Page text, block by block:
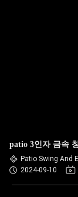
patio 3인자 금속
Patio Swing And
2024-09-10